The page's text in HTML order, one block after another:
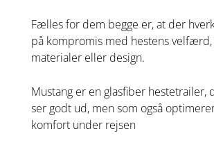
Fælles for dem begge er, at der
på kompromis med hestens velfærd,
materialer eller design.
Mustang er en glasfiber hestetrailer,
ser godt ud, men som også
komfort under rejsen